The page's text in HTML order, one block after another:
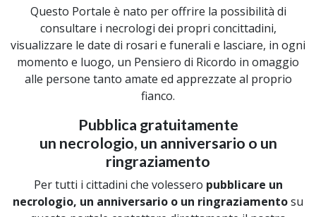
Questo Portale è nato per offrire la possibilità di
consultare i necrologi dei propri concittadini,
visualizzare le date di rosari e funerali e lasciare, in ogni
momento e luogo, un Pensiero di Ricordo in omaggio
alle persone tanto amate ed apprezzate al proprio
fianco.
Pubblica gratuitamente
un necrologio, un anniversario o un
ringraziamento
Per tutti i cittadini che volessero pubblicare un
necrologio, un anniversario o un ringraziamentosu